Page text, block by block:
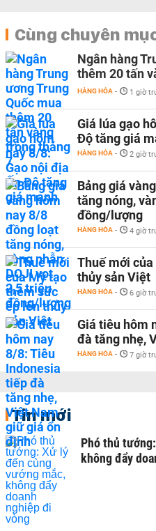
Cùng chuyên
Ngân hàng
thêm 20 tấn
HÀNG HÓA - 1 giờ
Giá lúa gạo
Độ tăng giá
HÀNG HÓA - 2 giờ
Bảng giá
tăng nóng,
đồng/lượng
HÀNG HÓA - 4 giờ
Thuế mới
thủy sản Việt
HÀNG HÓA - 6 giờ
Giá tiêu hôm
đà tăng nhẹ,
HÀNG HÓA - 7 giờ
Tin mới
Phó thủ
không đẩy